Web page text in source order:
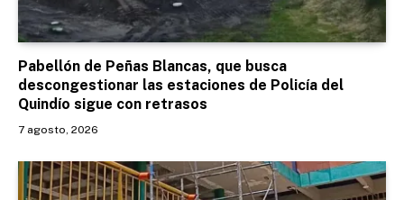
Pabellón de Peñas Blancas, que busca
descongestionar las estaciones de Policía del
Quindío sigue con retrasos
7 agosto, 2026